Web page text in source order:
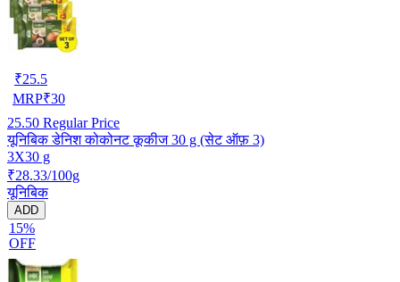
₹25.5
MRP₹30
25.50 Regular Price
यूनिबिक डेनिश कोकोनट कूकीज 30 g (सेट ऑफ़ 3)
3X30 g
₹28.33/100g
यूनिबिक
ADD
15%
OFF